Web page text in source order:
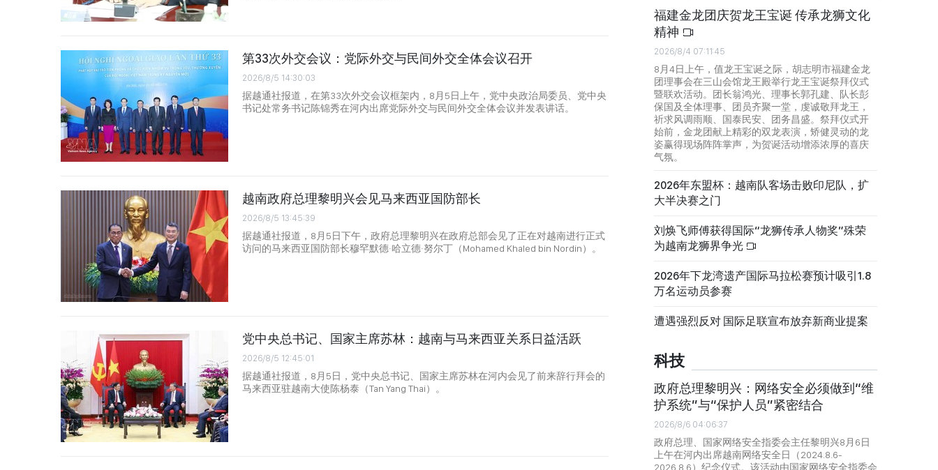
第33次外交会议：党际外交与民间外交全体会议召开
2026/8/5 14:30:03
据越通社报道，在第33次外交会议框架内，8月5日上午，党中央政治局委员、党中央
书记处常务书记陈锦秀在河内出席党际外交与民间外交全体会议并发表讲话。
越南政府总理黎明兴会见马来西亚国防部长
2026/8/5 13:45:39
据越通社报道，8月5日下午，政府总理黎明兴在政府总部会见了正在对越南进行正式
访问的马来西亚国防部长穆罕默德·哈立德·努尔丁（Mohamed Khaled bin Nordin）。
党中央总书记、国家主席苏林：越南与马来西亚关系日益活跃
2026/8/5 12:45:01
据越通社报道，8月5日，党中央总书记、国家主席苏林在河内会见了前来辞行拜会的
马来西亚驻越南大使陈杨泰（Tan Yang Thai）。
福建金龙团庆贺龙王宝诞 传承龙狮文化
精神
2026/8/4 07:11:45
8月4日上午，值龙王宝诞之际，胡志明市福建金龙
团理事会在三山会馆龙王殿举行龙王宝诞祭拜仪式
暨联欢活动。团长翁鸿光、理事长郭孔建、队长彭
保国及全体理事、团员齐聚一堂，虔诚敬拜龙王，
祈求风调雨顺、国泰民安、团务昌盛。祭拜仪式开
始前，金龙团献上精彩的双龙表演，矫健灵动的龙
姿赢得现场阵阵掌声，为贺诞活动增添浓厚的喜庆
气氛。
2026年东盟杯：越南队客场击败印尼队，扩
大半决赛之门
刘焕飞师傅获得国际“龙狮传承人物奖”殊荣
为越南龙狮界争光
2026年下龙湾遗产国际马拉松赛预计吸引1.8
万名运动员参赛
遭遇强烈反对 国际足联宣布放弃新商业提案
科技
政府总理黎明兴：网络安全必须做到“维
护系统”与“保护人员”紧密结合
2026/8/6 04:06:37
政府总理、国家网络安全指委会主任黎明兴8月6日
上午在河内出席越南网络安全日（2024.8.6-
2026.8.6）纪念仪式。该活动由国家网络安全指委会